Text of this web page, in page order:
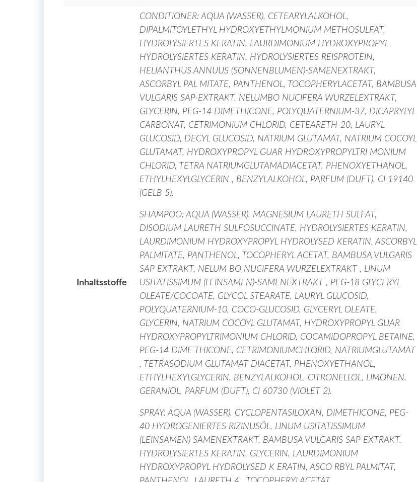
Inhaltsstoffe
CONDITIONER: AQUA (WASSER), CETEARYLALKOHOL,
DIPALMITOYLETHYL HYDROXYETHYLMONIUM METHOSULFAT,
HYDROLYSIERTES KERATIN, LAURDIMONIUM HYDROXYPROPYL
HYDROLYSIERTES KERATIN, HYDROLYSIERTES REISPROTEIN,
HELIANTHUS ANNUUS (SONNENBLUMEN)-SAMENEXTRAKT,
ASCORBYL PAL MITATE, PANTHENOL, TOCOPHERYLACETAT, BAMBUSA
VULGARIS SAP-EXTRAKT, NELUMBO NUCIFERA WURZELEXTRAKT,
GLYCERIN, PEG-14 DIMETHICONE, POLYQUATERNIUM-37, DICAPRYLYL
CARBONAT, CETRIMONIUM CHLORID, CETEARETH-20, LAURYL
GLUCOSID, DECYL GLUCOSID, NATRIUM GLUTAMAT, NATRIUM COCOYL
GLUTAMAT, HYDROXYPROPYL GUAR HYDROXYPROPYLTRI MONIUM
CHLORID, TETRA NATRIUMGLUTAMADIACETAT, PHENOXYETHANOL,
ETHYLHEXYLGLYCERIN , BENZYLALKOHOL, PARFUM (DUFT), CI 19140
(GELB 5).
SHAMPOO: AQUA (WASSER), MAGNESIUM LAURETH SULFAT,
DISODIUM LAURETH SULFOSUCCINATE, HYDROLYSIERTES KERATIN,
LAURDIMONIUM HYDROXYPROPYL HYDROLYSED KERATIN, ASCORBYL
PALMITATE, PANTHENOL, TOCOPHERYL ACETAT, BAMBUSA VULGARIS
SAP EXTRAKT, NELUM BO NUCIFERA WURZELEXTRAKT , LINUM
USITATISSIMUM (LEINSAMEN)-SAMENEXTRAKT , PEG-18 GLYCERYL
OLEATE/COCOATE, GLYCOL STEARATE, LAURYL GLUCOSID,
POLYQUATERNIUM-10, COCO-GLUCOSID, GLYCERYL OLEATE,
GLYCERIN, NATRIUM COCOYL GLUTAMAT, HYDROXYPROPYL GUAR
HYDROXYPROPYLTRIMONIUM CHLORID, COCAMIDOPROPYL BETAINE,
PEG-14 DIME THICONE, CETRIMONIUMCHLORID, NATRIUMGLUTAMAT
, TETRASODIUM GLUTAMAT DIACETAT, PHENOXYETHANOL,
ETHYLHEXYLGLYCERIN, BENZYLALKOHOL, CITRONELLOL, LIMONEN,
GERANIOL, PARFUM (DUFT), CI 60730 (VIOLET 2).
SPRAY: AQUA (WASSER), CYCLOPENTASILOXAN, DIMETHICONE, PEG-
40 HYDROGENIERTES RIZINUSÖL, LINUM USITATISSIMUM
(LEINSAMEN) SAMENEXTRAKT, BAMBUSA VULGARIS SAP EXTRAKT,
HYDROLYSIERTES KERATIN, GLYCERIN, LAURDIMONIUM
HYDROXYPROPYL HYDROLYSED K ERATIN, ASCO RBYL PALMITAT,